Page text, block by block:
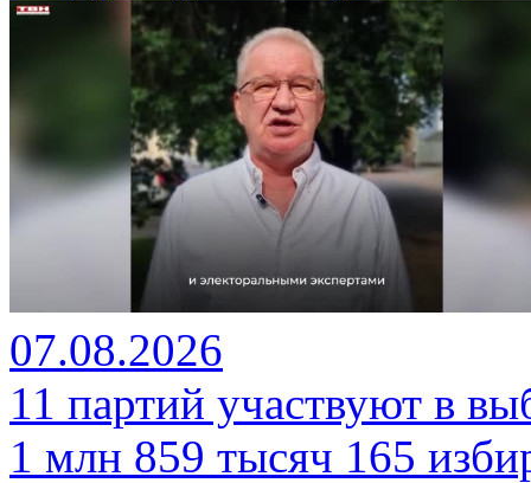
07.08.2026
11 партий участвуют в
1 млн 859 тысяч 165